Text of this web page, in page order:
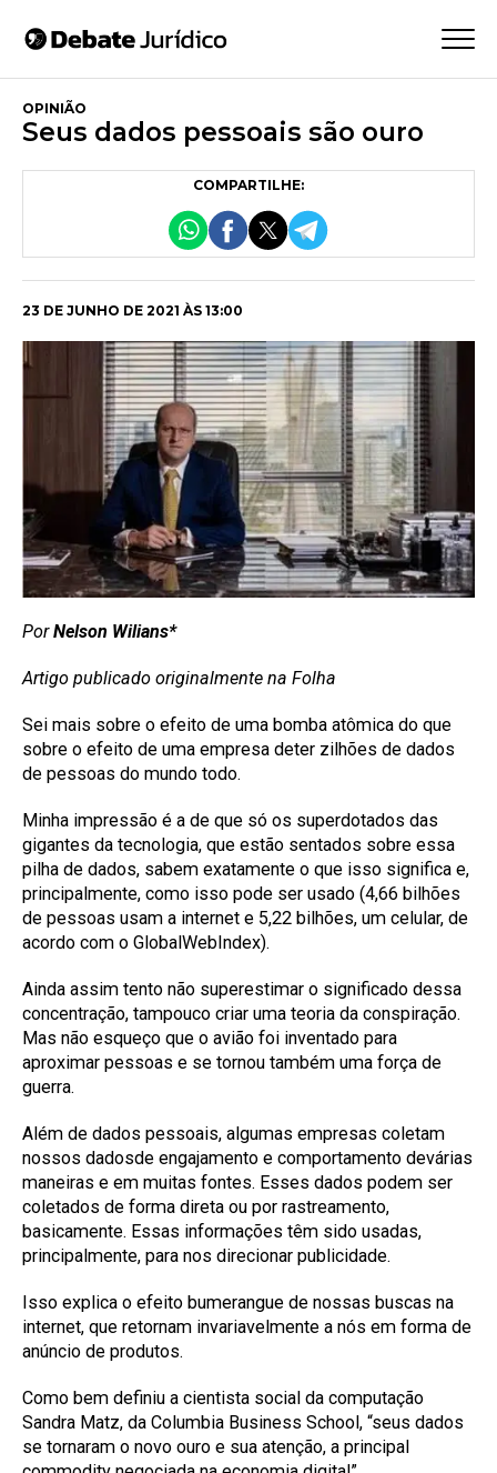
OPINIÃO
Seus dados pessoais são ouro
COMPARTILHE:
23 DE JUNHO DE 2021 ÀS 13:00
PorNelson Wilians*
Artigo publicado originalmente na Folha
Sei mais sobre o efeito de uma bomba atômica do que
sobre o efeito de uma empresa deter zilhões de dados
de pessoas do mundo todo.
Minha impressão é a de que só os superdotados das
gigantes da tecnologia, que estão sentados sobre essa
pilha de dados, sabem exatamente o que isso significa e,
principalmente, como isso pode ser usado (4,66 bilhões
de pessoas usam a internet e 5,22 bilhões, um celular, de
acordo com o GlobalWebIndex).
Ainda assim tento não superestimar o significado dessa
concentração, tampouco criar uma teoria da conspiração.
Mas não esqueço que o avião foi inventado para
aproximar pessoas e se tornou também uma força de
guerra.
Além de dados pessoais, algumas empresas coletam
nossos dadosde engajamento e comportamento devárias
maneiras e em muitas fontes. Esses dados podem ser
coletados de forma direta ou por rastreamento,
basicamente. Essas informações têm sido usadas,
principalmente, para nos direcionar publicidade.
Isso explica o efeito bumerangue de nossas buscas na
internet, que retornam invariavelmente a nós em forma de
anúncio de produtos.
Como bem definiu a cientista social da computação
Sandra Matz, da Columbia Business School, “seus dados
se tornaram o novo ouro e sua atenção, a principal